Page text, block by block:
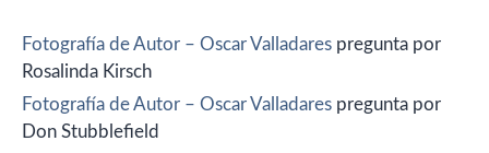
Fotografía de Autor – Oscar Valladares pregunta por
Rosalinda Kirsch
Fotografía de Autor – Oscar Valladares pregunta por
Don Stubblefield